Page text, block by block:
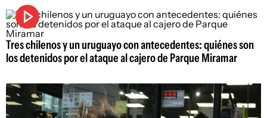
Tres chilenos y un uruguayo con antecedentes: quiénes son
los detenidos por el ataque al cajero de Parque Miramar